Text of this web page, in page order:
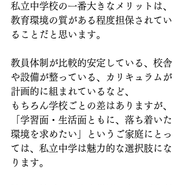
私立中学校の一番大きなメリットは、
教育環境の質がある程度担保されてい
ることだと思います。
教員体制が比較的安定している、校舎
や設備が整っている、カリキュラムが
計画的に組まれているなど、
もちろん学校ごとの差はありますが、
「学習面・生活面ともに、落ち着いた
環境を求めたい」というご家庭にとっ
ては、私立中学は魅力的な選択肢にな
ります。